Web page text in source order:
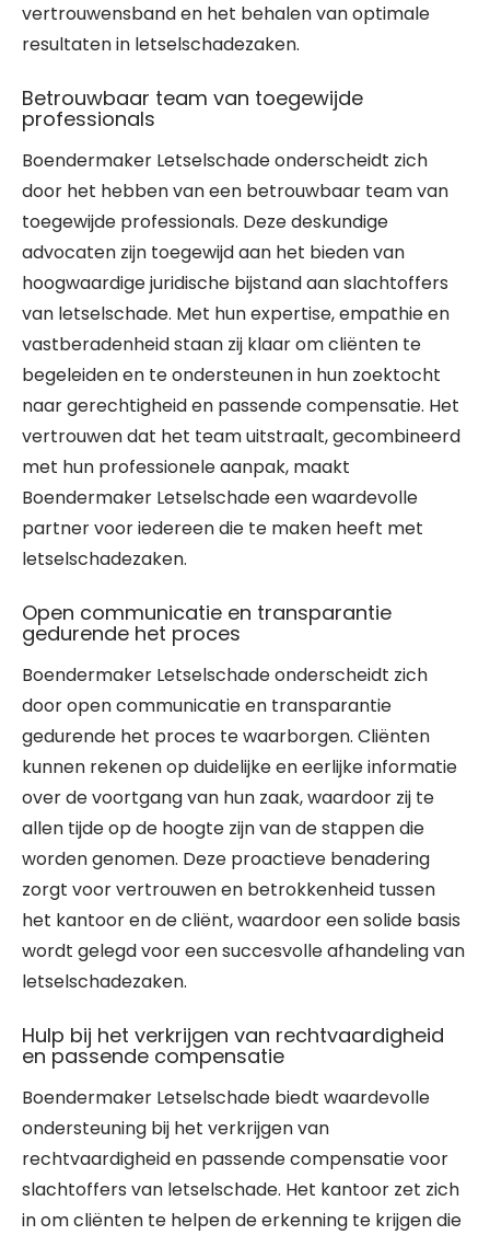
vertrouwensband en het behalen van optimale
resultaten in letselschadezaken.
Betrouwbaar team van toegewijde
professionals
Boendermaker Letselschade onderscheidt zich
door het hebben van een betrouwbaar team van
toegewijde professionals. Deze deskundige
advocaten zijn toegewijd aan het bieden van
hoogwaardige juridische bijstand aan slachtoffers
van letselschade. Met hun expertise, empathie en
vastberadenheid staan zij klaar om cliënten te
begeleiden en te ondersteunen in hun zoektocht
naar gerechtigheid en passende compensatie. Het
vertrouwen dat het team uitstraalt, gecombineerd
met hun professionele aanpak, maakt
Boendermaker Letselschade een waardevolle
partner voor iedereen die te maken heeft met
letselschadezaken.
Open communicatie en transparantie
gedurende het proces
Boendermaker Letselschade onderscheidt zich
door open communicatie en transparantie
gedurende het proces te waarborgen. Cliënten
kunnen rekenen op duidelijke en eerlijke informatie
over de voortgang van hun zaak, waardoor zij te
allen tijde op de hoogte zijn van de stappen die
worden genomen. Deze proactieve benadering
zorgt voor vertrouwen en betrokkenheid tussen
het kantoor en de cliënt, waardoor een solide basis
wordt gelegd voor een succesvolle afhandeling van
letselschadezaken.
Hulp bij het verkrijgen van rechtvaardigheid
en passende compensatie
Boendermaker Letselschade biedt waardevolle
ondersteuning bij het verkrijgen van
rechtvaardigheid en passende compensatie voor
slachtoffers van letselschade. Het kantoor zet zich
in om cliënten te helpen de erkenning te krijgen die